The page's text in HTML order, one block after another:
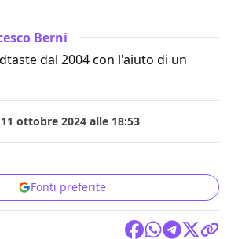
Berni
dal 2004 con l'aiuto di un
11 ottobre 2024 alle 18:53
Fonti preferite